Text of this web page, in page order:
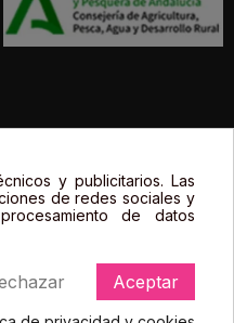
a título informativo.
y publicitarios. Las
de redes sociales y
de datos
Aceptar